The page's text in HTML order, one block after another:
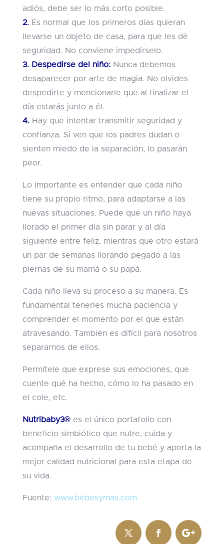
adiós, debe ser lo más corto posible.
2. Es normal que los primeros días quieran
llevarse un objeto de casa, para que les dé
seguridad. No conviene impedírselo.
3. Despedirse del niño: Nunca debemos
desaparecer por arte de magia. No olvides
despedirte y mencionarle que al finalizar el
día estarás junto a él.
4. Hay que intentar transmitir seguridad y
confianza. Si ven que los padres dudan o
sienten miedo de la separación, lo pasarán
peor.
Lo importante es entender que cada niño
tiene su propio ritmo, para adaptarse a las
nuevas situaciones. Puede que un niño haya
llorado el primer día sin parar y al día
siguiente entre feliz, mientras que otro estará
un par de semanas llorando pegado a las
piernas de su mamá o su papá.
Cada niño lleva su proceso a su manera. Es
fundamental tenerles mucha paciencia y
comprender el momento por el que están
atravesando. También es difícil para nosotros
separarnos de ellos.
Permítele que exprese sus emociones, que
cuente qué ha hecho, cómo lo ha pasado en
el cole, etc.
Nutribaby3® es el único portafolio con
beneficio simbiótico que nutre, cuida y
acompaña el desarrollo de tu bebé y aporta la
mejor calidad nutricional para esta etapa de
su vida.
Fuente: www.bebesymas.com